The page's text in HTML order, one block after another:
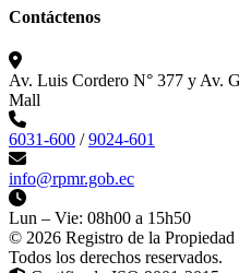
Contáctenos
Av. Luis Cordero N° 377 y Av.
Mall
6031-600 /9024-601
info@rpmr.gob.ec
Lun – Vie: 08h00 a 15h50
© 2026 Registro de la
Todos los derechos reservados.